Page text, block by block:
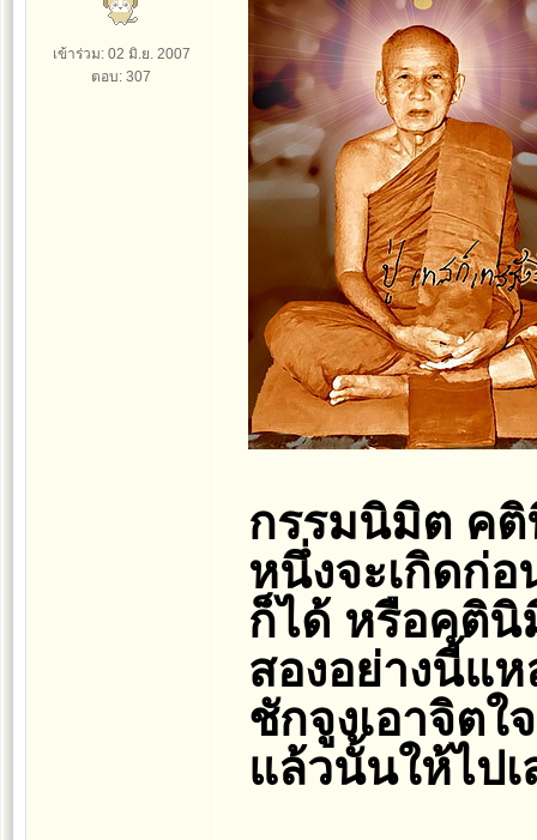
เข้าร่วม: 02 มิ.ย. 2007
ตอบ: 307
กรรมนิมิต คติ
หนึ่งจะเกิดก่
ก็ได้ หรือคตินิ
สองอย่างนี้แห
ชักจูงเอาจิตใ
แล้วนั้นให้ไปเ